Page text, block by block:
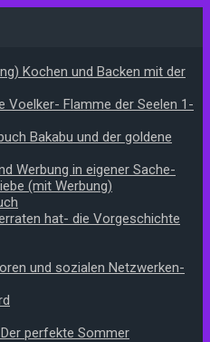
Kochen und Backen mit der
Voelker- Flamme der Seelen 1-
Bakabu und der goldene
Werbung in eigener Sache-
(mit Werbung)
hat- die Vorgeschichte
und sozialen Netzwerken-
perfekte Sommer